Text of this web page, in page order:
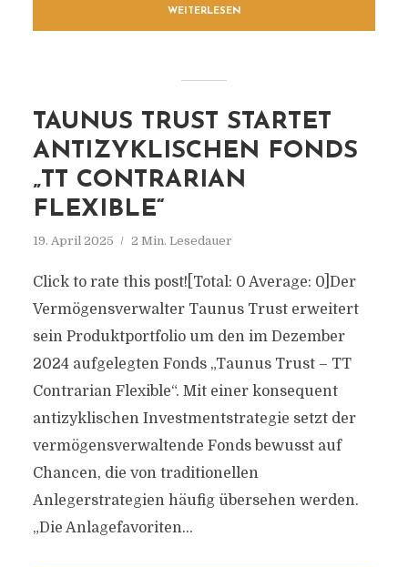
WEITERLESEN
TAUNUS TRUST STARTET
ANTIZYKLISCHEN FONDS
„TT CONTRARIAN
FLEXIBLE“
19. April 2025 2 Min. Lesedauer
Click to rate this post![Total: 0 Average: 0]Der
Vermögensverwalter Taunus Trust erweitert
sein Produktportfolio um den im Dezember
2024 aufgelegten Fonds „Taunus Trust – TT
Contrarian Flexible“. Mit einer konsequent
antizyklischen Investmentstrategie setzt der
vermögensverwaltende Fonds bewusst auf
Chancen, die von traditionellen
Anlegerstrategien häufig übersehen werden.
„Die Anlagefavoriten...